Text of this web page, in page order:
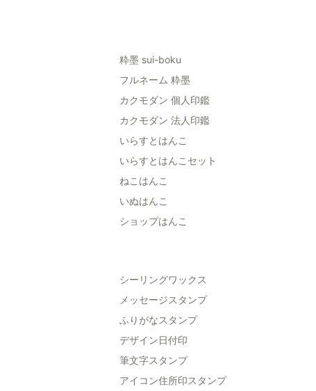
粋墨 sui-boku
フルネーム 粋墨
カクモダン 個人印鑑
カクモダン 法人印鑑
いらすとはんこ
いらすとはんこセット
ねこはんこ
いぬはんこ
ショップはんこ
シーリングワックス
メッセージスタンプ
ふりがなスタンプ
デザイン日付印
筆文字スタンプ
アイコン住所印スタンプ